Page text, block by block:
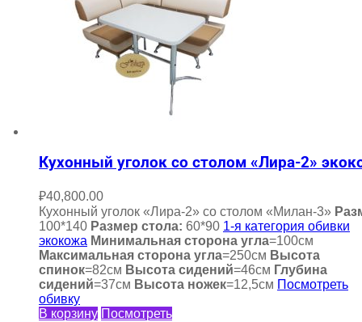
Кухонный уголок со столом «Лира-2»
₽40,800.00
Кухонный уголок «Лира-2» со столом «Милан-3»
100*140 Размер стола: 60*90 1-я категория обивки
экокожа Минимальная сторона угла=100см
Максимальная сторона угла=250см Высота
спинок=82см Высота сидений=46см Глубина
сидений=37см Высота ножек=12,5см Посмотреть
обивку
В корзину Посмотреть